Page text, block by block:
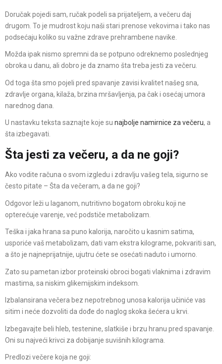
Doručak pojedi sam, ručak podeli sa prijateljem, a večeru daj
drugom. To je mudrost koju naši stari prenose vekovima i tako nas
podsećaju koliko su važne zdrave prehrambene navike.
Možda ipak nismo spremni da se potpuno odreknemo poslednjeg
obroka u danu, ali dobro je da znamo šta treba jesti za večeru.
Od toga šta smo pojeli pred spavanje zavisi kvalitet našeg sna,
zdravlje organa, kilaža, brzina mršavljenja, pa čak i osećaj umora
narednog dana.
U nastavku teksta saznajte koje su najbolje namirnice za večeru, a
šta izbegavati.
Šta jesti za večeru, a da ne goji?
Ako vodite računa o svom izgledu i zdravlju vašeg tela, sigurno se
često pitate – Šta da večeram, a da ne goji?
Odgovor leži u laganom, nutritivno bogatom obroku koji ne
opterećuje varenje, već podstiče metabolizam.
Teška i jaka hrana sa puno kalorija, naročito u kasnim satima,
usporiće vaš metabolizam, dati vam ekstra kilograme, pokvariti san,
a što je najneprijatnije, ujutru ćete se osećati naduto i umorno.
Zato su pametan izbor proteinski obroci bogati vlaknima i zdravim
mastima, sa niskim glikemijskim indeksom.
Izbalansirana večera bez nepotrebnog unosa kalorija učiniće vas
sitim i neće dozvoliti da dođe do naglog skoka šećera u krvi.
Izbegavajte beli hleb, testenine, slatkiše i brzu hranu pred spavanje.
Oni su najveći krivci za dobijanje suvišnih kilograma.
Predlozi večere koja ne goji: